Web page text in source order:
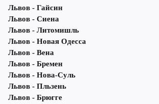
Львов - Гайсин
Львов - Сиена
Львов - Литомишль
Львов - Новая Одесса
Львов - Вена
Львов - Бремен
Львов - Нова-Суль
Львов - Пльзень
Львов - Брюгге